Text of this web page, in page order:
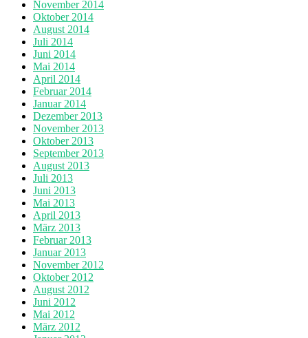
November 2014
Oktober 2014
August 2014
Juli 2014
Juni 2014
Mai 2014
April 2014
Februar 2014
Januar 2014
Dezember 2013
November 2013
Oktober 2013
September 2013
August 2013
Juli 2013
Juni 2013
Mai 2013
April 2013
März 2013
Februar 2013
Januar 2013
November 2012
Oktober 2012
August 2012
Juni 2012
Mai 2012
März 2012